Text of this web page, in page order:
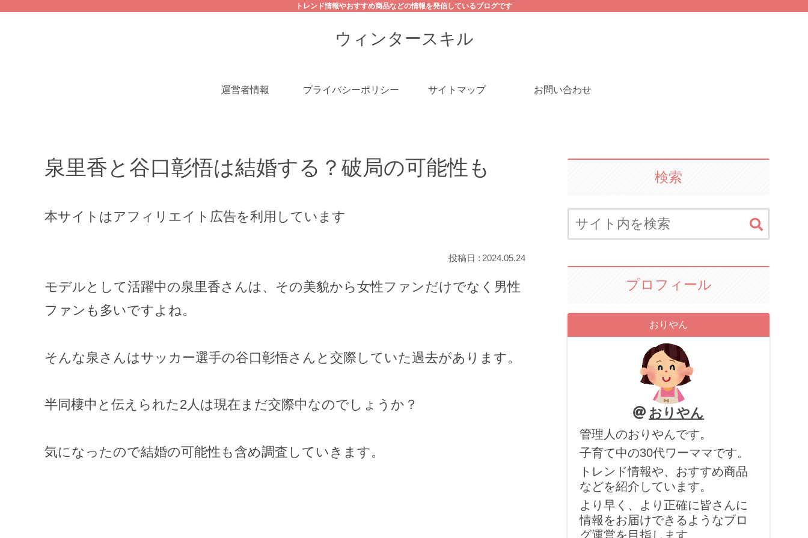
ウィンタースキル
トレンド情報やおすすめ商品などの情報を発信しているブログです
運営者情報 プライバシーポリシー サイトマップ お問い合わせ
泉里香と谷口彰悟は結婚する？破局の可能性も
本サイトはアフィリエイト広告を利用しています
2024.05.24
モデルとして活躍中の泉里香さんは、その美貌から女性ファンだけでなく男性
ファンも多いですよね。
そんな泉さんはサッカー選手の谷口彰悟さんと交際していた過去があります。
半同棲中と伝えられた2人は現在まだ交際中なのでしょうか？
気になったので結婚の可能性も含め調査していきます。
検索
プロフィール
おりやん
おりやん
管理人のおりやんです。
子育て中の30代ワーママです。
トレンド情報や、おすすめ商品
などを紹介しています。
より早く、より正確に皆さんに
情報をお届けできるようなブロ
グ運営を目指します。